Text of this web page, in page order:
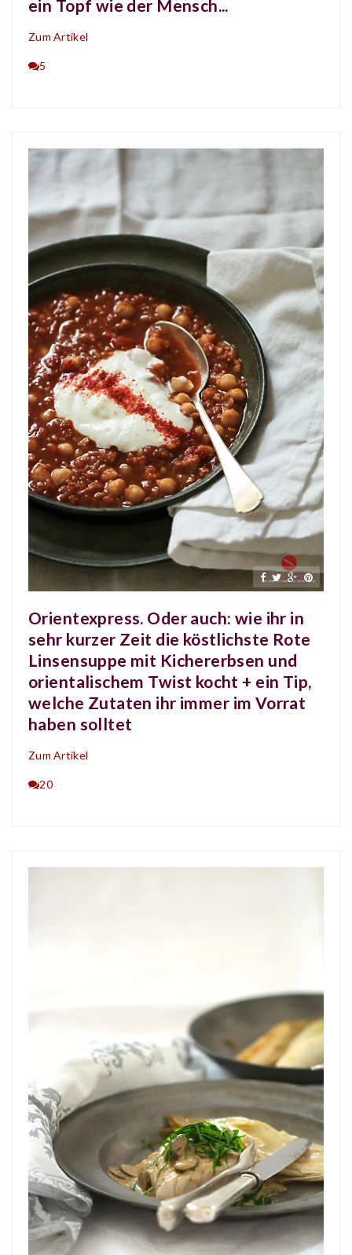
ein Topf wie der Mensch...
Zum Artikel
5
Orientexpress. Oder auch: wie ihr in
sehr kurzer Zeit die köstlichste Rote
Linsensuppe mit Kichererbsen und
orientalischem Twist kocht + ein Tip,
welche Zutaten ihr immer im Vorrat
haben solltet
Zum Artikel
20